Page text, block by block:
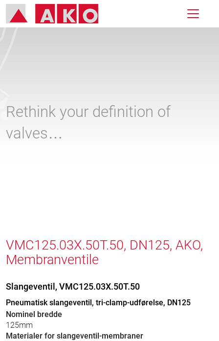
Rethink your definition of
valves…
VMC125.03X.50T.50, DN125, AKO,
Membranventile
Slangeventil, VMC125.03X.50T.50
Pneumatisk slangeventil, tri-clamp-udførelse, DN125
Nominel bredde
125mm
Materialer for slangeventil-membraner